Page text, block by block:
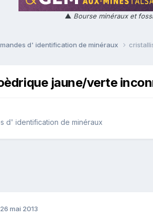
▲ Bourse minéraux et
d' identification de minéraux
jaune/verte
d' identification de minéraux
26 mai 2013